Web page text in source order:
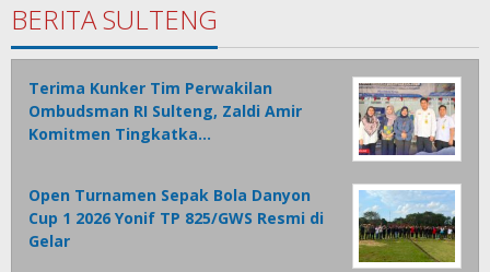
BERITA SULTENG
Terima Kunker Tim Perwakilan
Ombudsman RI Sulteng, Zaldi Amir
Komitmen Tingkatka…
Open Turnamen Sepak Bola Danyon
Cup 1 2026 Yonif TP 825/GWS Resmi di
Gelar